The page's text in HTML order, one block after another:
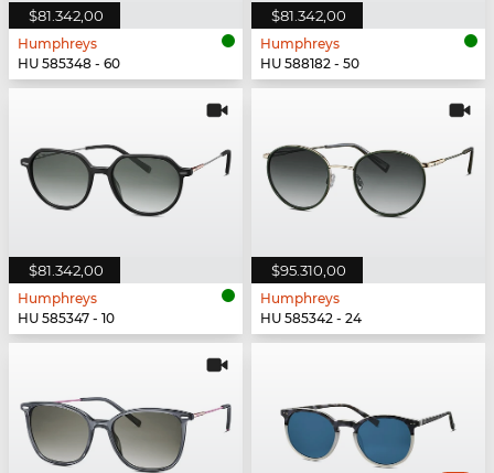
$81.342,00
Humphreys
HU 585348 - 60
$81.342,00
Humphreys
HU 588182 - 50
$81.342,00
Humphreys
HU 585347 - 10
$95.310,00
Humphreys
HU 585342 - 24